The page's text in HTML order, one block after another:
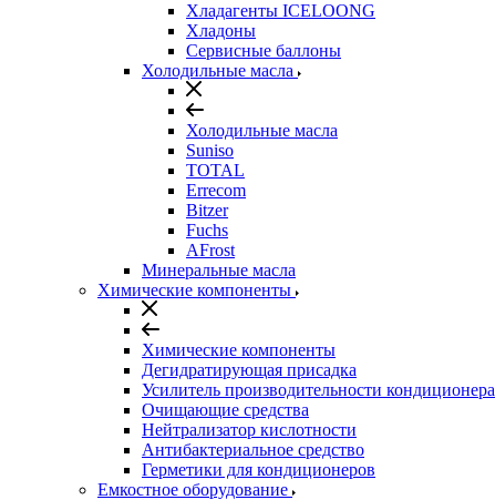
Хладагенты ICELOONG
Хладоны
Сервисные баллоны
Холодильные масла
Холодильные масла
Suniso
TOTAL
Errecom
Bitzer
Fuchs
AFrost
Минеральные масла
Химические компоненты
Химические компоненты
Дегидратирующая присадка
Усилитель производительности кондиционера
Очищающие средства
Нейтрализатор кислотности
Антибактериальное средство
Герметики для кондиционеров
Емкостное оборудование